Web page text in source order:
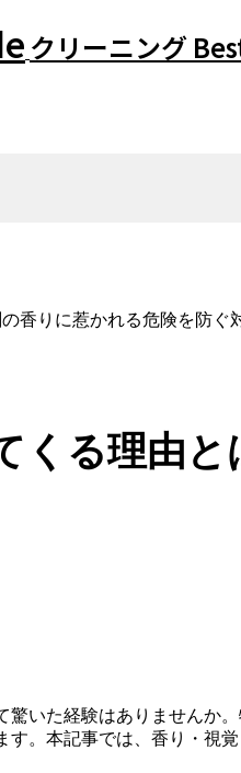
クリーニング
香りに惹かれる危険を防ぐ
くる理由
驚いた経験はありません
。本記事では、香り・視